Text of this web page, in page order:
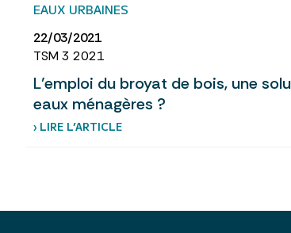
EAUX URBAINES
22/03/2021
TSM 3 2021
L’emploi du broyat de bois, une
eaux ménagères ?
› LIRE L’ARTICLE